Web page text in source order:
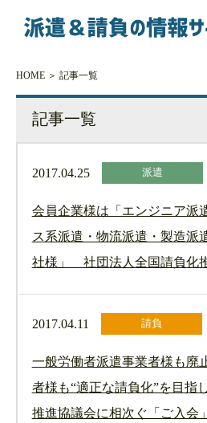
HOME＞ 記事一覧
記事一覧
2017.04.25 派遣
会員企業様は「エンジニア派
ス系派遣・物流派遣・製造派
社様」 社団法人全国請負化
2017.04.11 請負
一般労働者派遣事業者様も廃
者様も“適正な請負化”を目指
推進協議会に相次ぐ「ご入会